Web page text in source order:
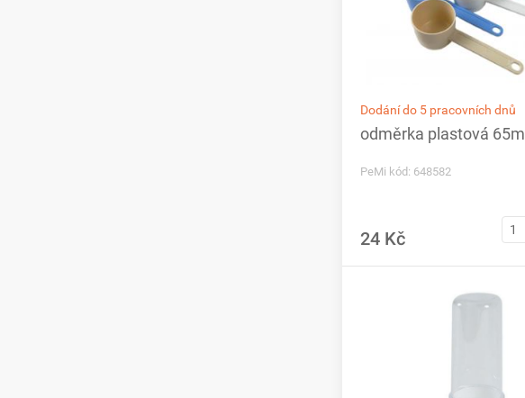
Dodání do 5 pracovních dnů
odměrka plastová 65ml
PeMi kód: 648582
24 Kč